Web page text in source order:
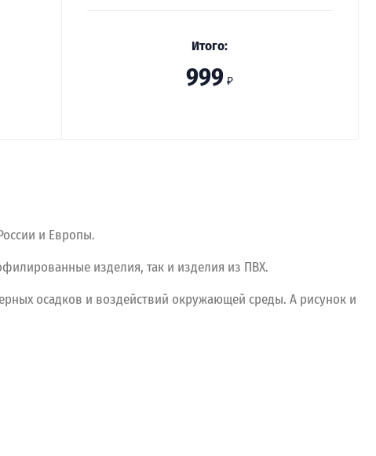
Итого:
999 ₽
и Европы.
изделия, так и изделия из ПВХ.
осадков и воздействий окружающей среды. А рисунок и